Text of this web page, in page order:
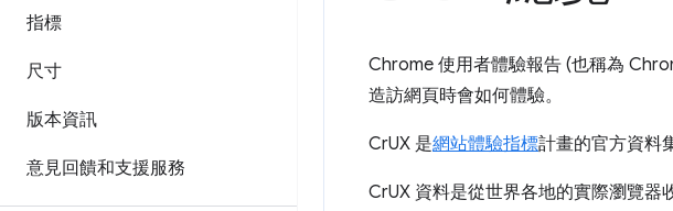
指標
尺寸
版本資訊
意見回饋和支援服務
Chrome 使用者體驗報告 (也稱為
造訪網頁時會如何體驗。
CrUX 是網站體驗指標計畫的官方資料
CrUX 資料是從世界各地的實際瀏覽器